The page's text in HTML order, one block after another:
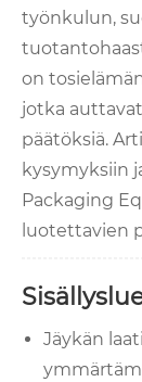
työnkulun,
on
jotka
päätöksiä.
kysymyksiin
Packaging
luotettavien
Jäykän